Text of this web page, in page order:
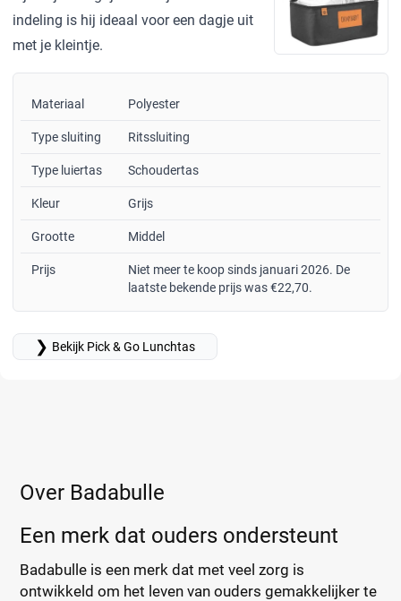
indeling is hij ideaal voor een dagje uit
met je kleintje.
Materiaal Polyester
Type sluiting Ritssluiting
Type luiertas Schoudertas
Kleur Grijs
Grootte Middel
Prijs
Niet meer te koop sinds januari 2026. De
laatste bekende prijs was €22,70.
❯ Bekijk Pick & Go Lunchtas
Over Badabulle
Een merk dat ouders ondersteunt
Badabulle is een merk dat met veel zorg is
ontwikkeld om het leven van ouders gemakkelijker te